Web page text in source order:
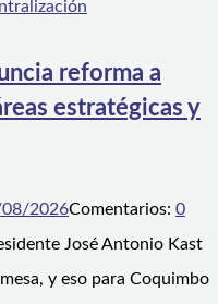
reforma a
estratégicas y
2026Comentarios: 0
José Antonio Kast
y eso para Coquimbo